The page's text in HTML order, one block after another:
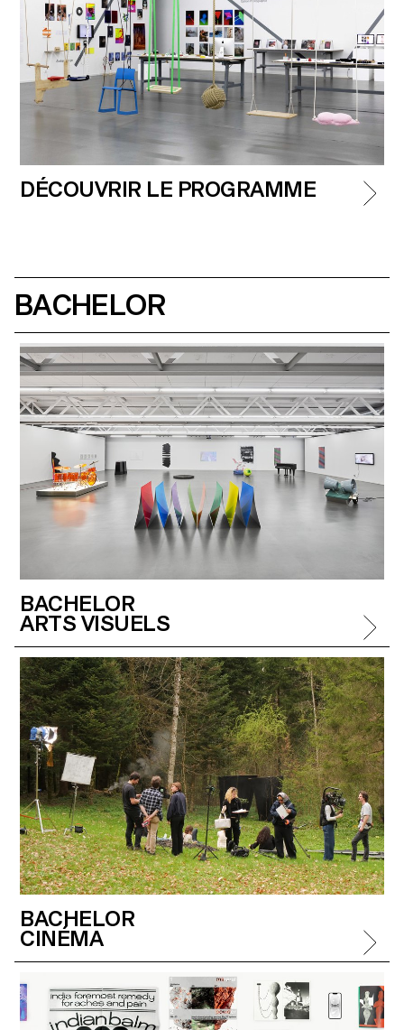
DÉCOUVRIR LE PROGRAMME
BACHELOR
BACHELOR
ARTS VISUELS
BACHELOR
CINÉMA